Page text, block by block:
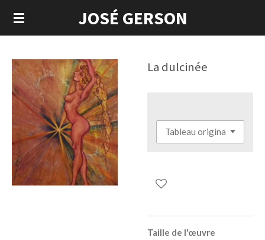
Passer
au
JOSÉ GERSON
La dulcinée
Taille de l'œuvre